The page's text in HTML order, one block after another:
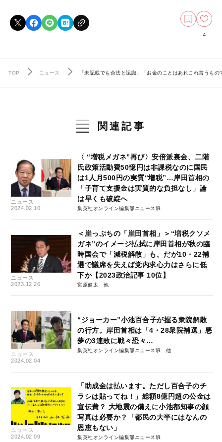
4
TOP ニュース 「未記載でも合法と認識」「お金のことはあれこれ言うも
関連記事
ニュース
2024.02.10
〈 “増税メガネ”再び〉安倍派裏金、二階
氏政策活動費50憶円は非課税なのに国民
は1人月500円の実質“増税”…岸田首相の
「子育て支援金は実質的な負担なし」論
は早くも破綻へ
集英社オンライン編集部ニュース班
ニュース
2023.12.26
＜崖っぷちの「崖田首相」＞“増税クソメ
ガネ”のイメージ払拭に岸田首相が秋の臨
時国会で「減税解散」も。だが10・22補
選で議席を失えば党内求心力はさらに低
下か【2023政治記事 10位】
宮原健太
ニュース
2024.02.04
“ジョーカー”小池百合子が握る衆院解散
の行方。岸田首相は「4・28衆院補選」悪
夢の3連敗に戦々恐々…
集英社オンライン編集部ニュース班
ニュース
2024.02.09
「助成金は払います。ただし百合子のチ
ラシは貼ってね！」総額8億円超の公金は
宣伝費？ 大地震の備えに小池都知事の顔
写真は必要か？「都民の大半にはなんの
恩恵もない」
集英社オンライン編集部ニュース班